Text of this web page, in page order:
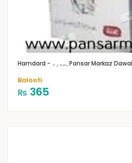
Hamdard - ہمدرد
Balooti
₨ 365